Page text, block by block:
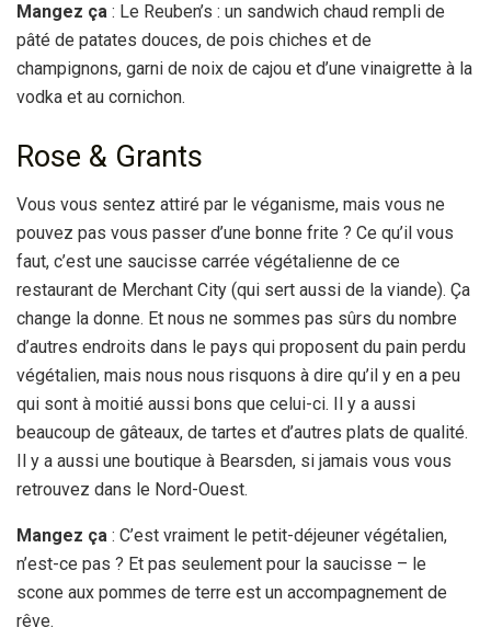
Mangez ça : Le Reuben’s : un sandwich chaud rempli de
pâté de patates douces, de pois chiches et de
champignons, garni de noix de cajou et d’une vinaigrette à la
vodka et au cornichon.
Rose & Grants
Vous vous sentez attiré par le véganisme, mais vous ne
pouvez pas vous passer d’une bonne frite ? Ce qu’il vous
faut, c’est une saucisse carrée végétalienne de ce
restaurant de Merchant City (qui sert aussi de la viande). Ça
change la donne. Et nous ne sommes pas sûrs du nombre
d’autres endroits dans le pays qui proposent du pain perdu
végétalien, mais nous nous risquons à dire qu’il y en a peu
qui sont à moitié aussi bons que celui-ci. Il y a aussi
beaucoup de gâteaux, de tartes et d’autres plats de qualité.
Il y a aussi une boutique à Bearsden, si jamais vous vous
retrouvez dans le Nord-Ouest.
Mangez ça : C’est vraiment le petit-déjeuner végétalien,
n’est-ce pas ? Et pas seulement pour la saucisse – le
scone aux pommes de terre est un accompagnement de
rêve.